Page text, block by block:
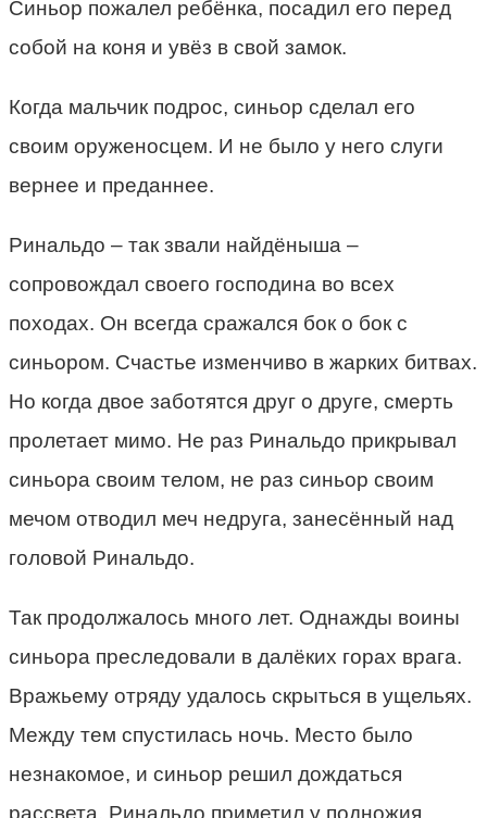
Синьор пожалел ребёнка, посадил его перед
собой на коня и увёз в свой замок.
Когда мальчик подрос, синьор сделал его
своим оруженосцем. И не было у него слуги
вернее и преданнее.
Ринальдо – так звали найдёныша –
сопровождал своего господина во всех
походах. Он всегда сражался бок о бок с
синьором. Счастье изменчиво в жарких битвах.
Но когда двое заботятся друг о друге, смерть
пролетает мимо. Не раз Ринальдо прикрывал
синьора своим телом, не раз синьор своим
мечом отводил меч недруга, занесённый над
головой Ринальдо.
Так продолжалось много лет. Однажды воины
синьора преследовали в далёких горах врага.
Вражьему отряду удалось скрыться в ущельях.
Между тем спустилась ночь. Место было
незнакомое, и синьор решил дождаться
рассвета. Ринальдо приметил у подножия